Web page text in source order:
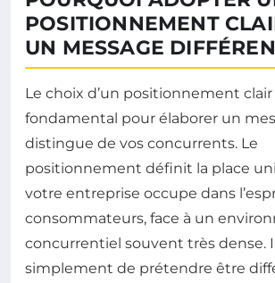
POSITIONNEMENT
UN MESSAGE
Le choix d’un positionnement clair
fondamental pour élaborer un
distingue de vos concurrents. Le
positionnement définit la place
votre entreprise occupe dans
consommateurs, face à un
concurrentiel souvent très dense.
simplement de prétendre être